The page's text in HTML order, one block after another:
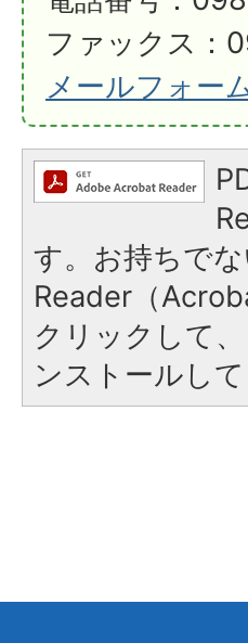
ファックス：
メールフォー
す。お持ちで
Reader（
クリックして
ンストールして